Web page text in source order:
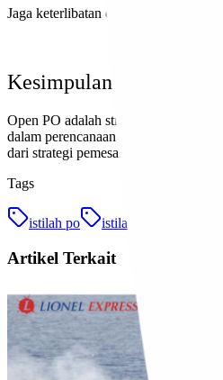
Jaga keterlibatan dengan konsumen
Kesimpulan
Open PO adalah strategi yang
dalam perencanaan produksi dan
dari strategi pemesanan ini.
Tags
istilah po istilah pre order
Artikel Terkait